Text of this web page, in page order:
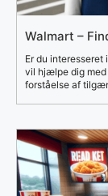
Walmart –
Er du
vil hjælpe dig med
forståelse af